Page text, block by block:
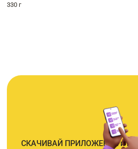
330 г
СКАЧИВАЙ ПРИЛОЖЕНИЕ и